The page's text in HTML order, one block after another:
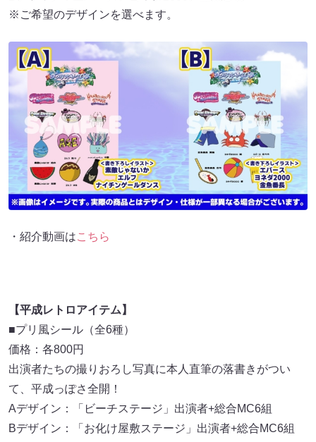
※ご希望のデザインを選べます。
・紹介動画はこちら
【平成レトロアイテム】
■プリ風シール（全6種）
価格：各800円
出演者たちの撮りおろし写真に本人直筆の落書きがつい
て、平成っぽさ全開！
Aデザイン：「ビーチステージ」出演者+総合MC6組
Bデザイン：「お化け屋敷ステージ」出演者+総合MC6組